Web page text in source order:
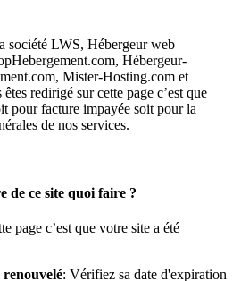
société LWS, Hébergeur web
Hébergeur-
Mister-Hosting.com et
redirigé sur cette page c’est que
pour facture impayée soit pour la
de nos services.
de ce site quoi faire ?
page c’est que votre site a été
: Vérifiez sa date d'expiration